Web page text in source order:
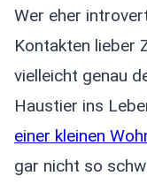
Wer eher
Kontakten lieber
vielleicht genau
Haustier ins
einer kleinen
gar nicht so